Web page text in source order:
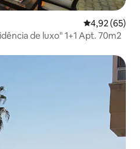
4,92 de uma
4,92 (65)
de luxo" 1+1 Apt. 70m2